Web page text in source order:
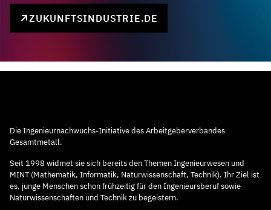
ZUKUNFTSINDUSTRIE.DE
Die Ingenieurnachwuchs-Initiative des Arbeitgeberverbandes
Gesamtmetall.
Seit 1998 widmet sie sich bereits den Themen Ingenieurwesen und
MINT (Mathematik, Informatik, Naturwissenschaft, Technik). Ihr Ziel ist
es, junge Menschen schon frühzeitig für den Ingenieursberuf sowie
Naturwissenschaften und Technik zu begeistern.